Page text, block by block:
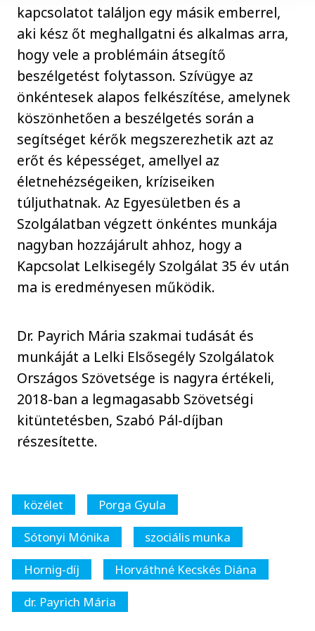
kapcsolatot találjon egy másik emberrel,
aki kész őt meghallgatni és alkalmas arra,
hogy vele a problémáin átsegítő
beszélgetést folytasson. Szívügye az
önkéntesek alapos felkészítése, amelynek
köszönhetően a beszélgetés során a
segítséget kérők megszerezhetik azt az
erőt és képességet, amellyel az
életnehézségeiken, kríziseiken
túljuthatnak. Az Egyesületben és a
Szolgálatban végzett önkéntes munkája
nagyban hozzájárult ahhoz, hogy a
Kapcsolat Lelkisegély Szolgálat 35 év után
ma is eredményesen működik.
Dr. Payrich Mária szakmai tudását és
munkáját a Lelki Elsősegély Szolgálatok
Országos Szövetsége is nagyra értékeli,
2018-ban a legmagasabb Szövetségi
kitüntetésben, Szabó Pál-díjban
részesítette.
közélet
Porga Gyula
Sótonyi Mónika
szociális munka
Hornig-díj
Horváthné Kecskés Diána
dr. Payrich Mária